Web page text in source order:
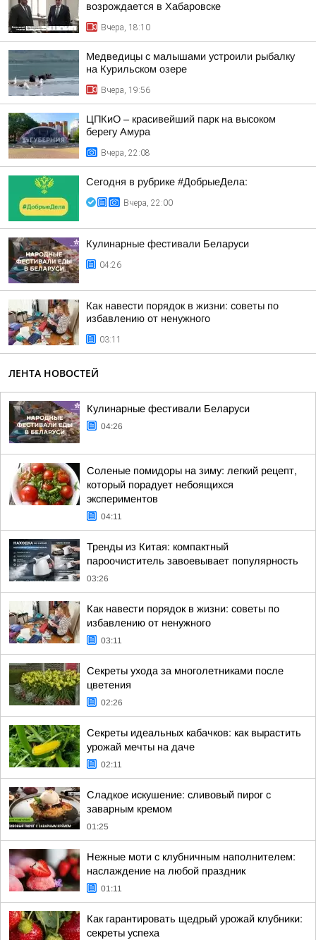
возрождается в Хабаровске
Вчера, 18:10
Медведицы с малышами устроили рыбалку
на Курильском озере
Вчера, 19:56
ЦПКиО – красивейший парк на высоком
берегу Амура
Вчера, 22:08
Сегодня в рубрике #ДобрыеДела:
Вчера, 22:00
Кулинарные фестивали Беларуси
04:26
Как навести порядок в жизни: советы по
избавлению от ненужного
03:11
ЛЕНТА НОВОСТЕЙ
Кулинарные фестивали Беларуси
04:26
Соленые помидоры на зиму: легкий рецепт,
который порадует небоящихся
экспериментов
04:11
Тренды из Китая: компактный
пароочиститель завоевывает популярность
03:26
Как навести порядок в жизни: советы по
избавлению от ненужного
03:11
Секреты ухода за многолетниками после
цветения
02:26
Секреты идеальных кабачков: как вырастить
урожай мечты на даче
02:11
Сладкое искушение: сливовый пирог с
заварным кремом
01:25
Нежные моти с клубничным наполнителем:
наслаждение на любой праздник
01:11
Как гарантировать щедрый урожай клубники:
секреты успеха